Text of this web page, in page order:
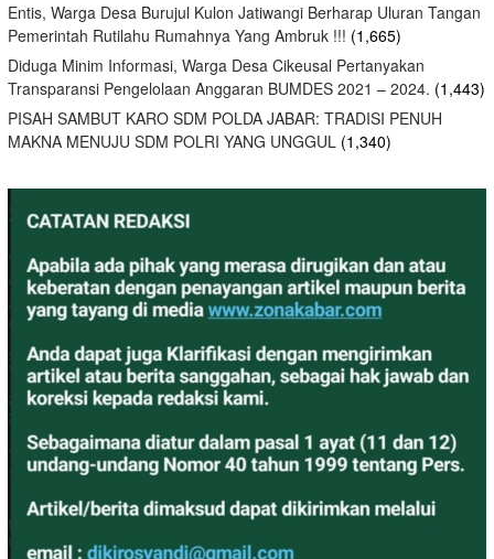
Entis, Warga Desa Burujul Kulon Jatiwangi Berharap Uluran Tangan
Pemerintah Rutilahu Rumahnya Yang Ambruk !!! (1,665)
Diduga Minim Informasi, Warga Desa Cikeusal Pertanyakan
Transparansi Pengelolaan Anggaran BUMDES 2021 – 2024. (1,443)
PISAH SAMBUT KARO SDM POLDA JABAR: TRADISI PENUH
MAKNA MENUJU SDM POLRI YANG UNGGUL (1,340)